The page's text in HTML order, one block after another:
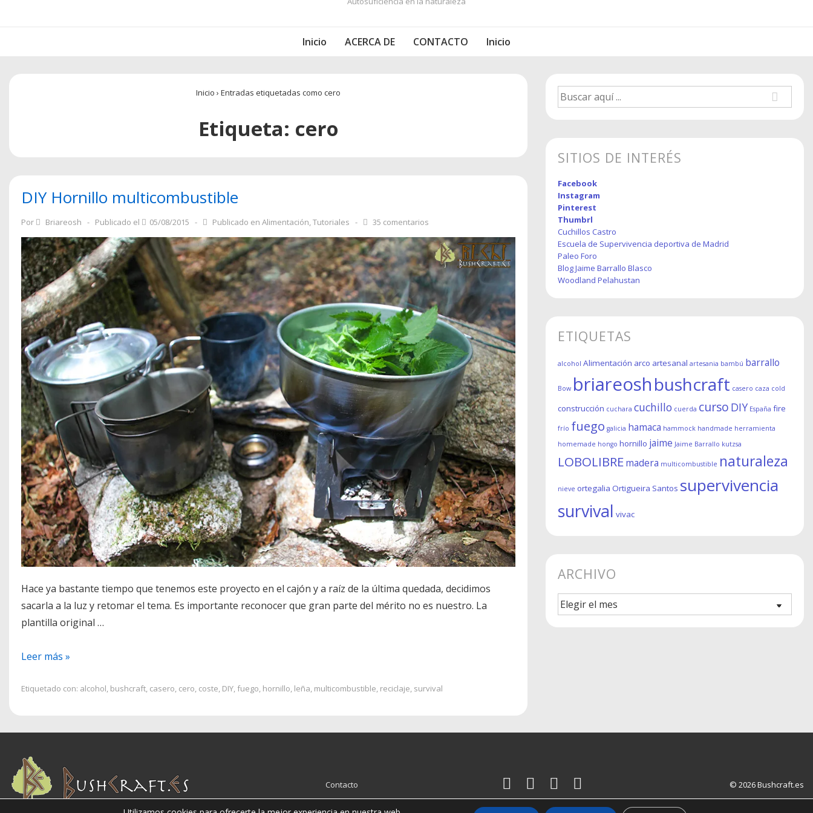
Inicio ACERCA DE CONTACTO Inicio
Inicio › Entradas etiquetadas como cero
Etiqueta: cero
DIY Hornillo multicombustible
Por Briareosh Publicado el 05/08/2015 Publicado en Alimentación,Tutoriales 35 comentarios
Hace ya bastante tiempo que tenemos este proyecto en el cajón y a raíz de la última quedada, decidimos
sacarla a la luz y retomar el tema. Es importante reconocer que gran parte del mérito no es nuestro. La
plantilla original …
DIY
multicombustible
Leer más »
Etiquetado con: alcohol, bushcraft, casero, cero, coste, DIY, fuego, hornillo, leña, multicombustible, reciclaje, survival
Buscar
por:
SITIOS DE INTERÉS
Facebook
Instagram
Pinterest
Thumbrl
Cuchillos Castro
Escuela de Supervivencia deportiva de Madrid
Paleo Foro
Blog Jaime Barrallo Blasco
Woodland Pelahustan
ETIQUETAS
alcohol Alimentación arco artesanal artesania bambú barrallo
Bow briareoshbushcraft casero caza cold
construcción cuchara cuchillo cuerda curso DIY España fire
frío fuego galicia hamaca hammock handmade herramienta
homemade hongo hornillo jaime Jaime Barrallo kutzsa
LOBOLIBREmadera multicombustible naturaleza
nieve ortegalia Ortigueira Santos supervivencia
survival vivac
ARCHIVO
Archivo
Menú
del
Contacto © 2026Bushcraft.es